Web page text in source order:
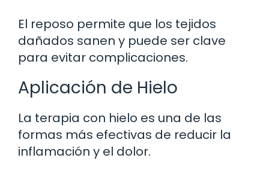
El reposo permite que los tejidos
dañados sanen y puede ser clave
para evitar complicaciones.
Aplicación de Hielo
La terapia con hielo es una de las
formas más efectivas de reducir la
inflamación y el dolor.